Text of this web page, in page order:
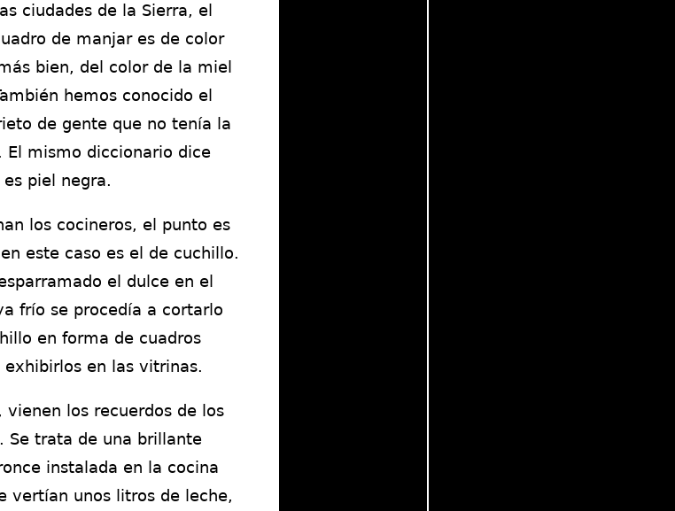
ciudades de la Sierra, el
de manjar es de color
bien, del color de la miel
hemos conocido el
de gente que no tenía la
El mismo diccionario dice
piel negra.
los cocineros, el punto es
este caso es el de cuchillo.
el dulce en el
frío se procedía a cortarlo
en forma de cuadros
exhibirlos en las vitrinas.
vienen los recuerdos de los
Se trata de una brillante
instalada en la cocina
vertían unos litros de leche,